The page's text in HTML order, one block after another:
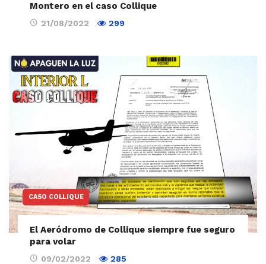
Montero en el caso Collique
21/08/2022 299
CASO COLLIQUE
El Aeródromo de Collique siempre fue seguro
para volar
09/02/2022 285